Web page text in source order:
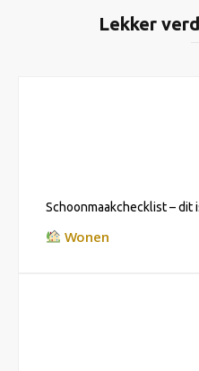
Lekker
Schoonmaakchecklist – dit
Wonen